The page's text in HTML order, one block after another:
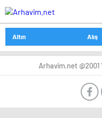
Altın Alış
Arhavim.net @2001